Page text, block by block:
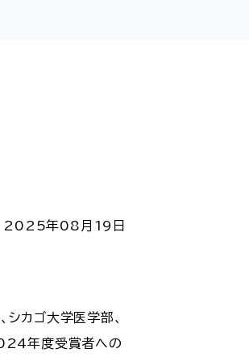
2025年08月19日
シカゴ大学医学部、
年度受賞者への